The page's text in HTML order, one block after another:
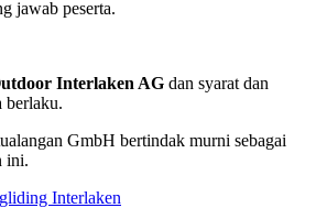
jawab peserta.
Interlaken AG dan syarat dan
berlaku.
GmbH bertindak murni sebagai
ini.